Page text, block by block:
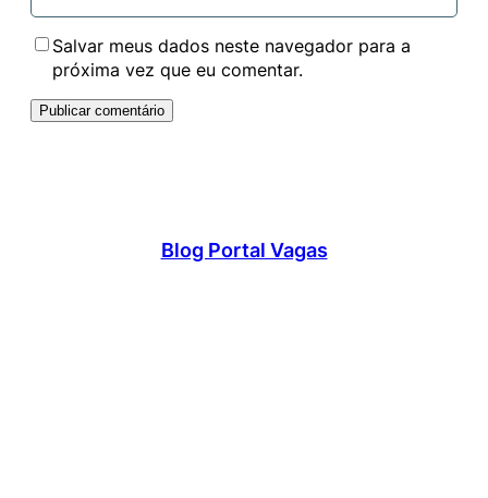
Salvar meus dados neste navegador para a
próxima vez que eu comentar.
Blog Portal Vagas